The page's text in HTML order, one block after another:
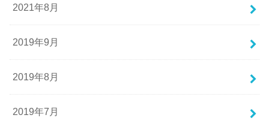
2021年8月
2019年9月
2019年8月
2019年7月